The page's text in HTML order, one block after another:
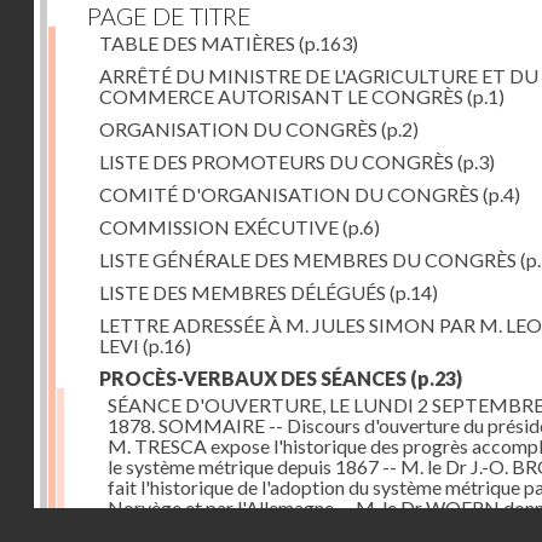
PAGE DE TITRE
TABLE DES MATIÈRES (p.163)
ARRÊTÉ DU MINISTRE DE L'AGRICULTURE ET DU
COMMERCE AUTORISANT LE CONGRÈS (p.1)
ORGANISATION DU CONGRÈS (p.2)
LISTE DES PROMOTEURS DU CONGRÈS (p.3)
COMITÉ D'ORGANISATION DU CONGRÈS (p.4)
COMMISSION EXÉCUTIVE(p.6)
LISTE GÉNÉRALE DES MEMBRES DU CONGRÈS
LISTE DES MEMBRES DÉLÉGUÉS (p.14)
LETTRE ADRESSÉE À M. JULES SIMON PAR M.
LEVI (p.16)
PROCÈS-VERBAUX DES SÉANCES (p.23)
SÉANCE D'OUVERTURE, LE LUNDI 2
1878. SOMMAIRE -- Discours d'ouverture du
M. TRESCA expose l'historique des progrès
le système métrique depuis 1867 -- M. le Dr J.-O.
fait l'historique de l'adoption du système métrique
Norvège et par l'Allemagne -- M. le Dr WOERN